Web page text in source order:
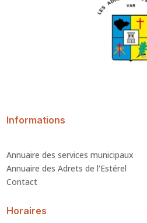
Informations
Annuaire des services municipaux
Annuaire des Adrets de l'Estérel
Contact
Horaires